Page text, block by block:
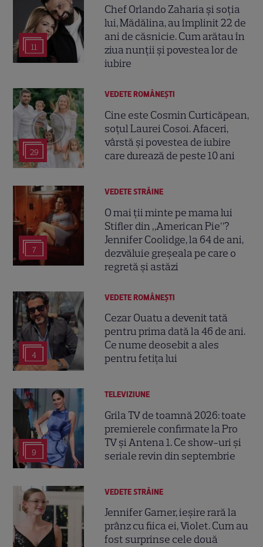
11
Chef Orlando Zaharia și soția
lui, Mădălina, au împlinit 22 de
ani de căsnicie. Cum arătau în
ziua nunții și povestea lor de
iubire
29
VEDETE ROMÂNEŞTI
Cine este Cosmin Curticăpean,
soțul Laurei Cosoi. Afaceri,
vârstă și povestea de iubire
care durează de peste 10 ani
7
VEDETE STRĂINE
O mai ții minte pe mama lui
Stifler din „American Pie”?
Jennifer Coolidge, la 64 de ani,
dezvăluie greșeala pe care o
regretă și astăzi
4
VEDETE ROMÂNEŞTI
Cezar Ouatu a devenit tată
pentru prima dată la 46 de ani.
Ce nume deosebit a ales
pentru fetița lui
9
TELEVIZIUNE
Grila TV de toamnă 2026: toate
premierele confirmate la Pro
TV și Antena 1. Ce show-uri și
seriale revin din septembrie
VEDETE STRĂINE
Jennifer Garner, ieșire rară la
prânz cu fiica ei, Violet. Cum au
fost surprinse cele două